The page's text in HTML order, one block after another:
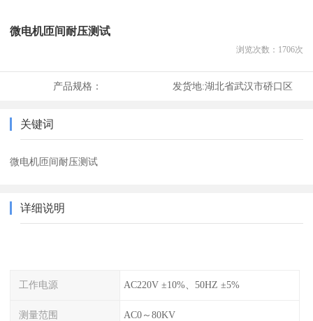
微电机匝间耐压测试
浏览次数： 1706次
产品规格： 发货地:湖北省武汉市硚口区
关键词
微电机匝间耐压测试
详细说明
工作电源 AC220V ±10%、50HZ ±5%
测量范围 AC0～80KV